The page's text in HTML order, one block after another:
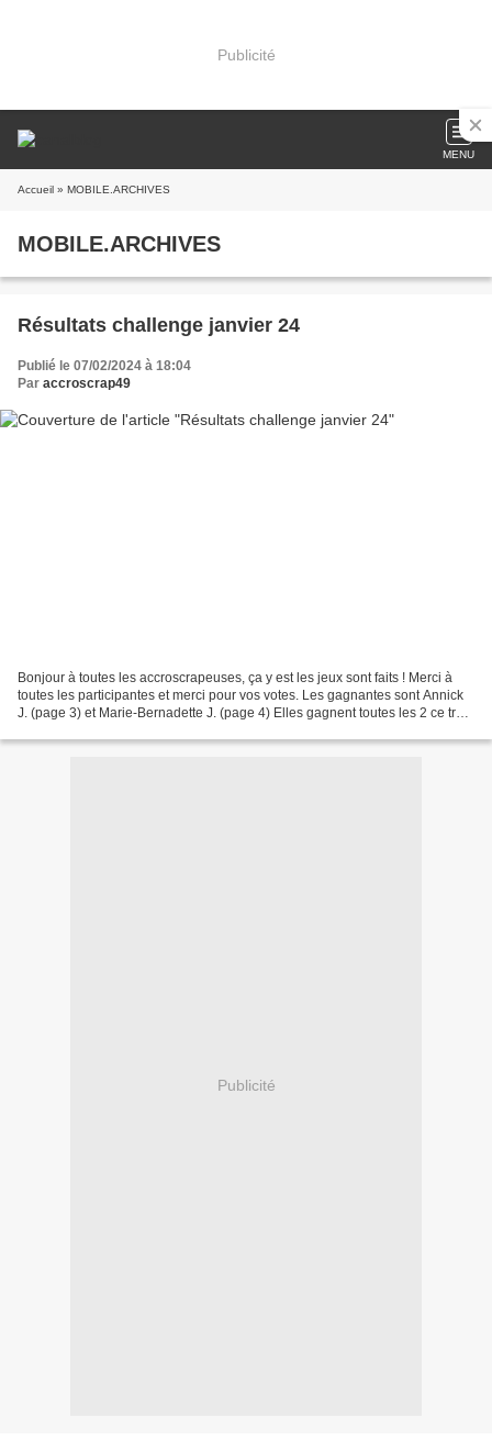
Publicité
MENU
Accueil » MOBILE.ARCHIVES
MOBILE.ARCHIVES
Résultats challenge janvier 24
Publié le 07/02/2024 à 18:04
Par accroscrap49
Bonjour à toutes les accroscrapeuses, ça y est les jeux sont faits ! Merci à
toutes les participantes et merci pour vos votes. Les gagnantes sont Annick
J. (page 3) et Marie-Bernadette J. (page 4) Elles gagnent toutes les 2 ce très
Publicité